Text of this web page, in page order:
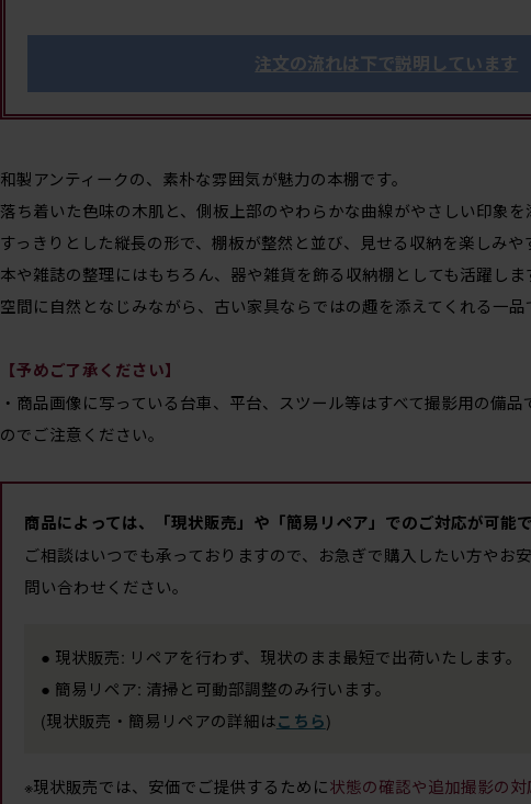
注文の流れは下で説明しています
和製アンティークの、素朴な雰囲気が魅力の本棚です。
落ち着いた色味の木肌と、側板上部のやわらかな曲線がやさしい印象を
すっきりとした縦長の形で、棚板が整然と並び、見せる収納を楽しみや
本や雑誌の整理にはもちろん、器や雑貨を飾る収納棚としても活躍しま
空間に自然となじみながら、古い家具ならではの趣を添えてくれる一品
【予めご了承ください】
・商品画像に写っている台車、平台、スツール等はすべて撮影用の備
のでご注意ください。
商品によっては、「現状販売」や「簡易リペア」でのご対応が可能で
ご相談はいつでも承っておりますので、お急ぎで購入したい方やお
問い合わせください。
● 現状販売: リペアを行わず、現状のまま最短で出荷いたします。
● 簡易リペア: 清掃と可動部調整のみ行います。
(現状販売・簡易リペアの詳細はこちら)
※現状販売では、安価でご提供するために状態の確認や追加撮影の対